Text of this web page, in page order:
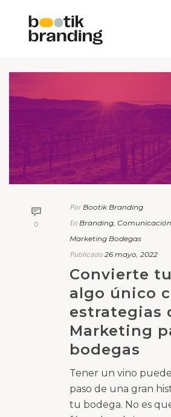
0
Por Bootik Branding
En Branding,
Marketing Bodegas
Publicado 26 mayo, 2022
Convierte
algo único
estrategias
Marketing
bodegas
Tener un vino
paso de una gran
tu bodega. No es